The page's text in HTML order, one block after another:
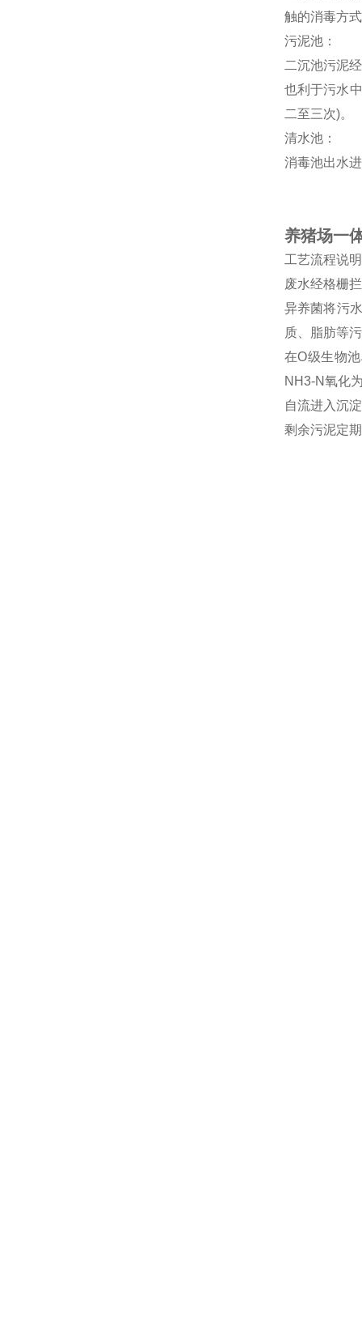
触的消毒方
污泥池：
二沉池污泥
也利于污水
二至三次)。
清水池：
消毒池出水
养猪场一
工艺流程说
废水经格栅
异养菌将污
质、脂肪等
在O级生物
NH3-N氧化
自流进入沉
剩余污泥定